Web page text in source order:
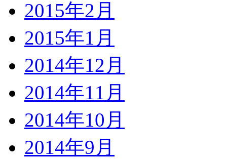
2015年2月
2015年1月
2014年12月
2014年11月
2014年10月
2014年9月